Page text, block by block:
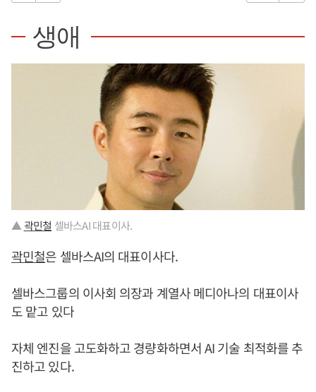
생애
▲곽민철 셀바스AI 대표이사.
곽민철은 셀바스AI의 대표이사다.
셀바스그룹의 이사회 의장과 계열사 메디아나의 대표이사
도 맡고 있다
자체 엔진을 고도화하고 경량화하면서 AI 기술 최적화를 추
진하고 있다.